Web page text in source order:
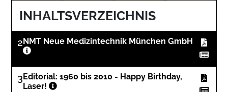
INHALTSVERZEICHNIS
2 NMT Neue Medizintechnik München GmbH
3 Editorial: 1960 bis 2010 - Happy Birthday,
Laser!